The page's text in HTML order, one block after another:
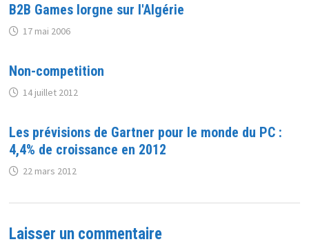
B2B Games lorgne sur l'Algérie
17 mai 2006
Non-competition
14 juillet 2012
Les prévisions de Gartner pour le monde du PC :
4,4% de croissance en 2012
22 mars 2012
Laisser un commentaire